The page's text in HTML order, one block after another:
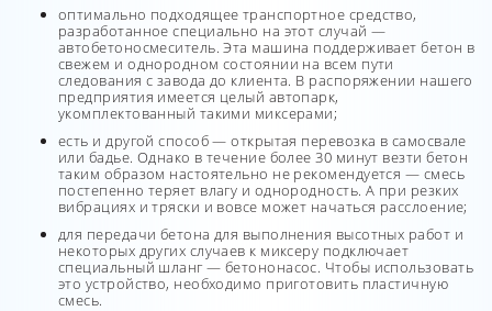
оптимально подходящее транспортное средство,
разработанное специально на этот случай —
автобетоносмеситель. Эта машина поддерживает бетон в
свежем и однородном состоянии на всем пути
следования с завода до клиента. В распоряжении нашего
предприятия имеется целый автопарк,
укомплектованный такими миксерами;
есть и другой способ — открытая перевозка в самосвале
или бадье. Однако в течение более 30 минут везти бетон
таким образом настоятельно не рекомендуется — смесь
постепенно теряет влагу и однородность. А при резких
вибрациях и тряски и вовсе может начаться расслоение;
для передачи бетона для выполнения высотных работ и
некоторых других случаев к миксеру подключает
специальный шланг — бетононасос. Чтобы использовать
это устройство, необходимо приготовить пластичную
смесь.